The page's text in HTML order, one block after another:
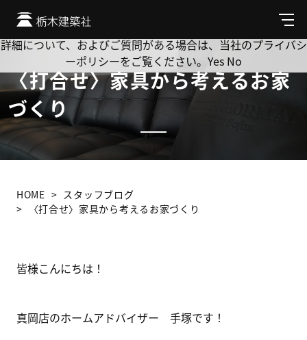
メ
ニ
ュ
〈打合せ〉家具から考えるお家
づくり
HOME
スタッフブログ
〈打合せ〉家具から考えるお家づくり
皆様こんにちは！
真岡店のホームアドバイザー 手塚です！
Cookie を使用して、お客様の活動を追跡してもよろしいです
か? 当社ではお客様のプライバシーを極めて重視しています。
詳細について、およびご質問がある場合は、当社のプライバシ
ーポリシーをご覧ください。 Yes No